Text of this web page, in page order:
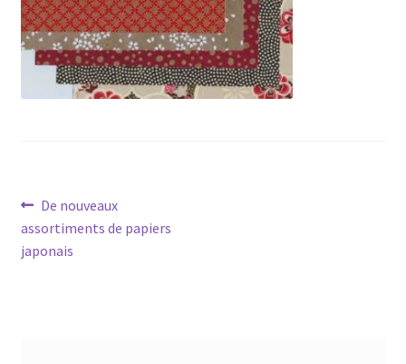
Navigation
de
Article
précédent :
De nouveaux
assortiments de papiers
japonais